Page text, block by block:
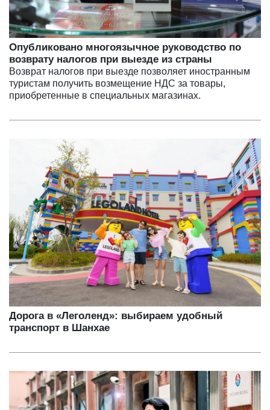
Опубликовано многоязычное руководство по
возврату налогов при выезде из страны
Возврат налогов при выезде позволяет иностранным
туристам получить возмещение НДС за товары,
приобретенные в специальных магазинах.
Дорога в «Леголенд»: выбираем удобный
транспорт в Шанхае